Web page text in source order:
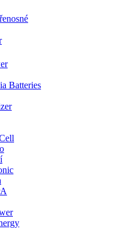
Batteries